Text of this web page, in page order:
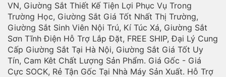
VN, Giường Sắt Thiết Kế Tiện Lợi Phục Vụ Trong
Trường Học, Giường Sắt Giá Tốt Nhất Thị Trường,
Giường Sắt Sinh Viên Nội Trú, Kí Túc Xá, Giường Sắt
Sơn Tĩnh Điện Hỗ Trợ Lắp Đặt, FREE SHIP, Đại Lý Cung
Cấp Giường Sắt Tại Hà Nội, Giường Sắt Giá Tốt Uy
Tín, Cam Kêt Chất Lượng Sản Phẩm. Giá Gốc - Giá
Cực SOCK, Rẻ Tận Gốc Tại Nhà Máy Sản Xuất. Hỗ Trợ